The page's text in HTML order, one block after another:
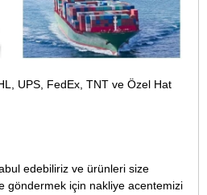
UPS, FedEx, TNT ve Özel Hat
edebiliriz ve ürünleri size
göndermek için nakliye acentemizi